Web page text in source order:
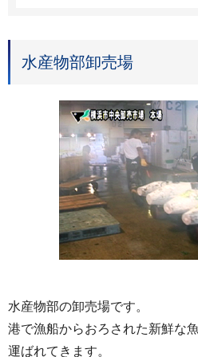
水産物部卸売場
水産物部の卸売場です。
港で漁船からおろされた新鮮な
運ばれてきます。